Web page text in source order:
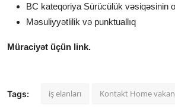
BC kateqoriya Sürücülük vəsiqəsinin
Məsuliyyətlilik və punktuallıq
Müraciyət üçün link.
Tags: iş elanları Kontakt Home